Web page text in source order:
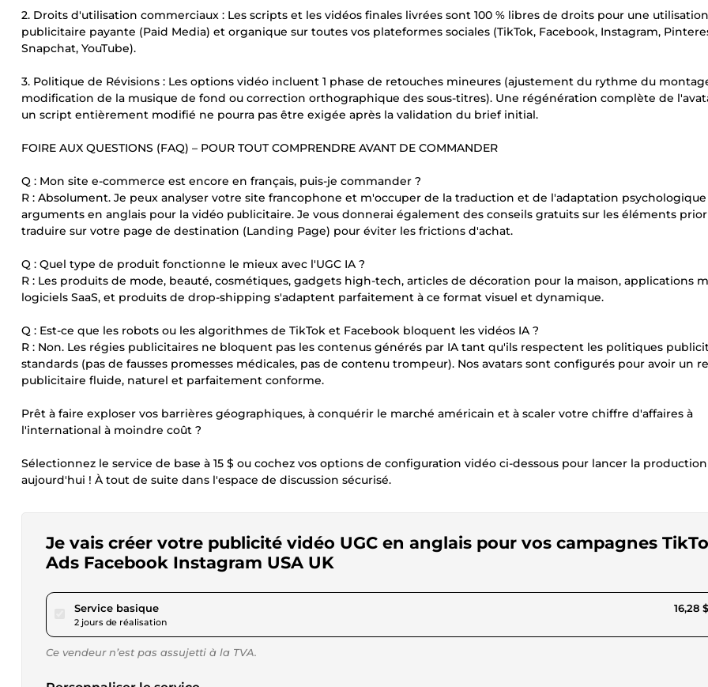
2. Droits d'utilisation commerciaux : Les scripts et les vidéos finales livrées sont 100 % libres de droits pour une utilisation
publicitaire payante (Paid Media) et organique sur toutes vos plateformes sociales (TikTok, Facebook, Instagram,
Snapchat, YouTube).
3. Politique de Révisions : Les options vidéo incluent 1 phase de retouches mineures (ajustement du rythme du
modification de la musique de fond ou correction orthographique des sous-titres). Une régénération complète de
un script entièrement modifié ne pourra pas être exigée après la validation du brief initial.
FOIRE AUX QUESTIONS (FAQ) – POUR TOUT COMPRENDRE AVANT DE COMMANDER
Q : Mon site e-commerce est encore en français, puis-je commander ?
R : Absolument. Je peux analyser votre site francophone et m'occuper de la traduction et de l'adaptation
arguments en anglais pour la vidéo publicitaire. Je vous donnerai également des conseils gratuits sur les éléments
traduire sur votre page de destination (Landing Page) pour éviter les frictions d'achat.
Q : Quel type de produit fonctionne le mieux avec l'UGC IA ?
R : Les produits de mode, beauté, cosmétiques, gadgets high-tech, articles de décoration pour la maison, applications
logiciels SaaS, et produits de drop-shipping s'adaptent parfaitement à ce format visuel et dynamique.
Q : Est-ce que les robots ou les algorithmes de TikTok et Facebook bloquent les vidéos IA ?
R : Non. Les régies publicitaires ne bloquent pas les contenus générés par IA tant qu'ils respectent les politiques
standards (pas de fausses promesses médicales, pas de contenu trompeur). Nos avatars sont configurés pour avoir un
publicitaire fluide, naturel et parfaitement conforme.
Prêt à faire exploser vos barrières géographiques, à conquérir le marché américain et à scaler votre chiffre d'affaires à
l'international à moindre coût ?
Sélectionnez le service de base à 15 $ ou cochez vos options de configuration vidéo ci-dessous pour lancer la
aujourd'hui ! À tout de suite dans l'espace de discussion sécurisé.
Je vais créer votre publicité vidéo UGC en anglais pour vos campagnes
Ads Facebook Instagram USA UK
Service basiquepour 15,00 $US
2 jours de réalisation
16,28
Ce vendeur n’est pas assujetti à la TVA.